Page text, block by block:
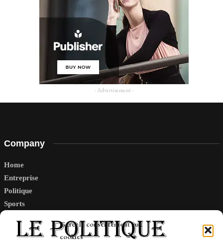
Gérer le consentement aux
cookies
- Advertisement -
Company
Home
Entreprise
Politique
Sports